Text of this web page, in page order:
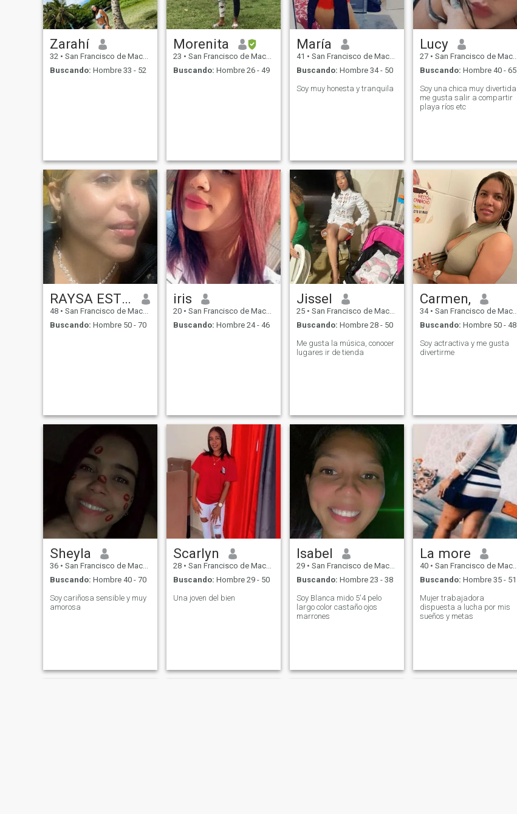
Zarahí
32 • San Francisco de Macorís, Duarte, Rep. Dominicana
Buscando: Hombre 33 - 52
Morenita
23 • San Francisco de Macorís, Duarte, Rep. Dominicana
Buscando: Hombre 26 - 49
María
41 • San Francisco de Macorís, Duarte, Rep. Dominicana
Buscando: Hombre 34 - 50
Soy muy honesta y tranquila
Lucy
27 • San Francisco de Macorís, Duarte, Rep. Dominicana
Buscando: Hombre 40 - 65
Soy una chica muy divertida
me gusta salir a compartir
playa ríos etc
RAYSA ESTHER
48 • San Francisco de Macorís, Duarte, Rep. Dominicana
Buscando: Hombre 50 - 70
iris
20 • San Francisco de Macorís, Duarte, Rep. Dominicana
Buscando: Hombre 24 - 46
Jissel
25 • San Francisco de Macorís, Duarte, Rep. Dominicana
Buscando: Hombre 28 - 50
Me gusta la música, conocer
lugares ir de tienda
Carmen,
34 • San Francisco de Macorís, Duarte, Rep. Dominicana
Buscando: Hombre 50 - 48
Soy actractiva y me gusta
divertirme
Sheyla
36 • San Francisco de Macorís, Duarte, Rep. Dominicana
Buscando: Hombre 40 - 70
Soy cariñosa sensible y muy
amorosa
Scarlyn
28 • San Francisco de Macorís, Duarte, Rep. Dominicana
Buscando: Hombre 29 - 50
Una joven del bien
Isabel
29 • San Francisco de Macorís, Duarte, Rep. Dominicana
Buscando: Hombre 23 - 38
Soy Blanca mido 5'4 pelo
largo color castaño ojos
marrones
La more
40 • San Francisco de Macorís, Duarte, Rep. Dominicana
Buscando: Hombre 35 - 51
Mujer trabajadora
dispuesta a lucha por mis
sueños y metas